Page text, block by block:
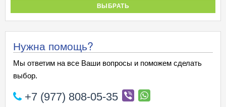
ВЫБРАТЬ
Нужна помощь?
Мы ответим на все Ваши вопросы и поможем сделать
выбор.
+7 (977) 808-05-35